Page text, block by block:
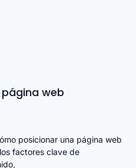
web
posicionar una página web
factores clave de